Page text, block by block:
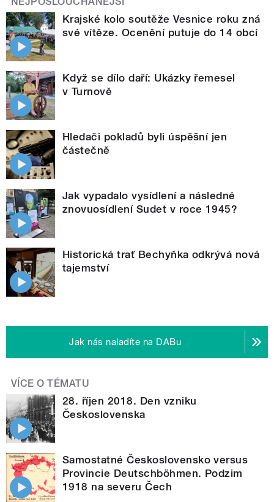
Krajské kolo soutěže Vesnice roku zná
své vítěze. Ocenění putuje do 14 obcí
Když se dílo daří: Ukázky řemesel
v Turnově
Hledači pokladů byli úspěšní jen
částečně
Jak vypadalo vysídlení a následné
znovuosídlení Sudet v roce 1945?
Historická trať Bechyňka odkrývá nová
tajemství
Jak nás naladíte na DABu
VÍCE O TÉMATU
28. říjen 2018. Den vzniku
Československa
Samostatné Československo versus
Provincie Deutschböhmen. Podzim
1918 na severu Čech